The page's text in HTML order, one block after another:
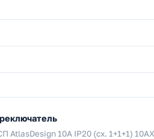
AtlasDesign 10А IP20 (сх. 1+1+1)